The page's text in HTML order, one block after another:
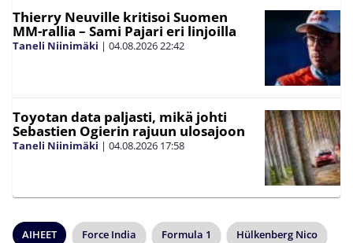
Thierry Neuville kritisoi Suomen
MM-rallia – Sami Pajari eri linjoilla
Taneli Niinimäki | 04.08.202622:42
Toyotan data paljasti, mikä johti
Sebastien Ogierin rajuun ulosajoon
Taneli Niinimäki | 04.08.2026 17:58
AIHEET Force India Formula 1 Hülkenberg Nico